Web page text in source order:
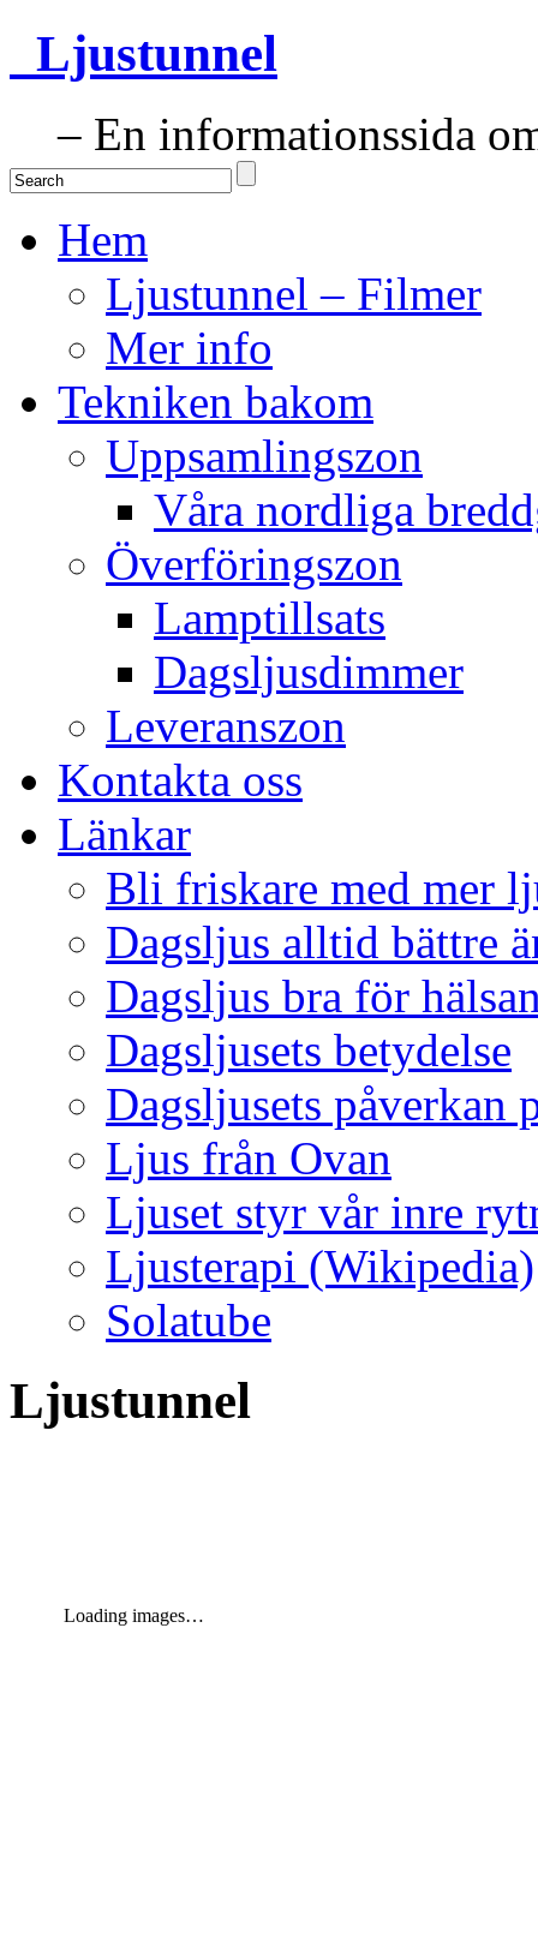
Ljustunnel
– En informationssida
Hem
Ljustunnel – Filmer
Mer info
Tekniken bakom
Uppsamlingszon
Våra nordliga
Överföringszon
Lamptillsats
Dagsljusdimmer
Leveranszon
Kontakta oss
Länkar
Bli friskare med mer
Dagsljus alltid bättre
Dagsljus bra för
Dagsljusets betydelse
Dagsljusets påverkan
Ljus från Ovan
Ljuset styr vår inre
Ljusterapi (Wikipedia)
Solatube
Ljustunnel
Loading images…